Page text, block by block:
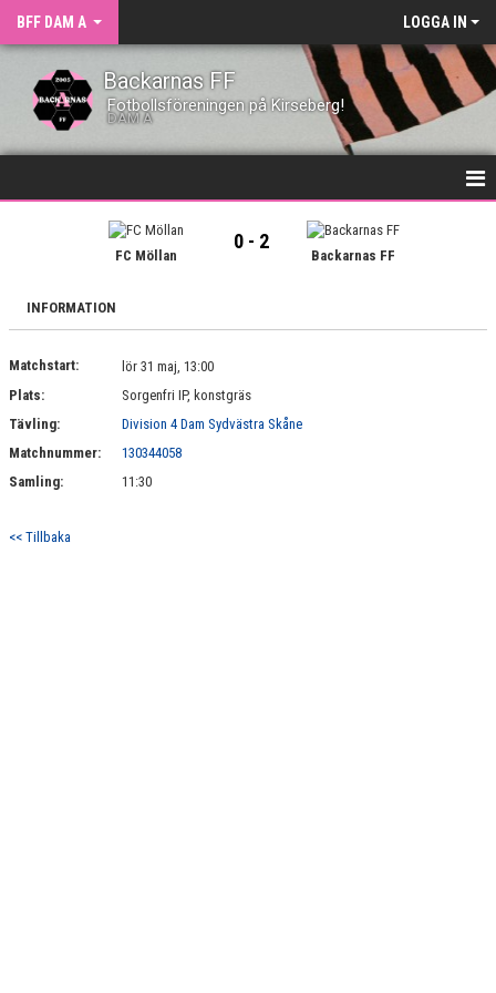
BFF DAM A LOGGA IN
Backarnas FF
Fotbollsföreningen på Kirseberg!
DAM A
KALENDER
TRUPPEN
KONTAKT
FC Möllan
0 - 2
Backarnas FF
INFORMATION
Matchstart:
lör 31 maj, 13:00
Plats:
Sorgenfri IP, konstgräs
Tävling:
Division 4 Dam Sydvästra Skåne
Matchnummer:
130344058
Samling:
11:30
<< Tillbaka